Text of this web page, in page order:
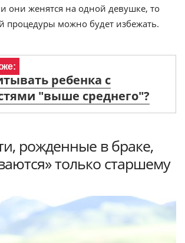
они женятся на одной девушке, то
процедуры можно будет избежать.
ребенка с
"выше среднего"?
рожденные в браке,
только старшему